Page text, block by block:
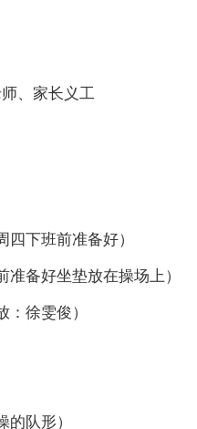
、家长义工
四下班前准备好）
备好坐垫放在操场上）
：徐雯俊）
的队形）